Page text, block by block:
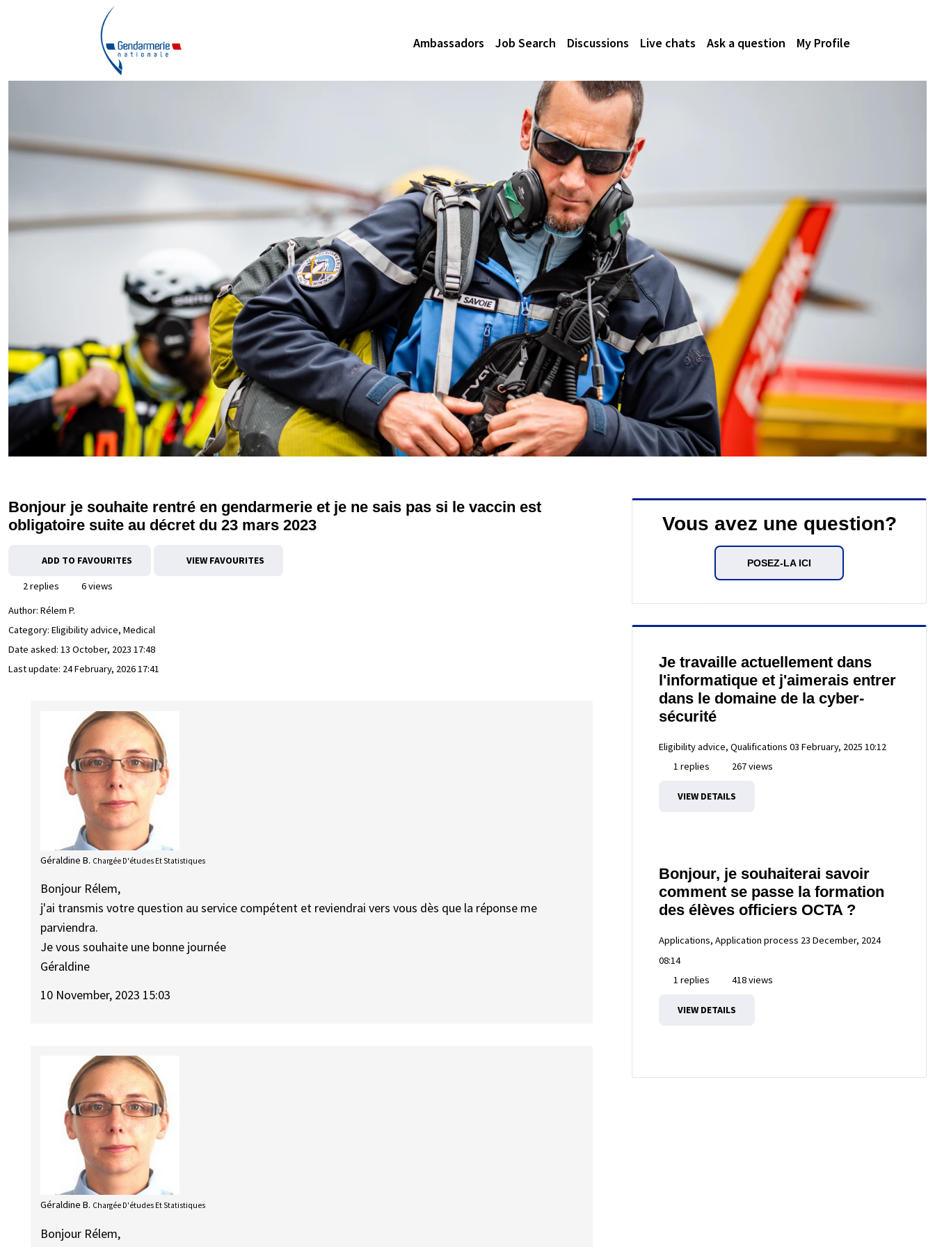
Ambassadors Job Search Discussions Live chats Ask a question My Profile
Bonjour je souhaite rentré en gendarmerie et je ne sais pas si le vaccin est
obligatoire suite au décret du 23 mars 2023
ADD TO FAVOURITES VIEW FAVOURITES
2 replies
6 views
Author: Rélem P.
Category: Eligibility advice, Medical
Date asked: 13 October, 2023 17:48
Last update: 24 February, 2026 17:41
Géraldine B. Chargée D'études Et Statistiques
Bonjour Rélem,
j'ai transmis votre question au service compétent et reviendrai vers vous dès que la réponse me
parviendra.
Je vous souhaite une bonne journée
Géraldine
10 November, 2023 15:03
Géraldine B. Chargée D'études Et Statistiques
Bonjour Rélem,
Vous avez une question?
POSEZ-LA ICI
Je travaille actuellement dans
l'informatique et j'aimerais entrer
dans le domaine de la cyber-
sécurité
Eligibility advice, Qualifications 03 February, 2025 10:12
1 replies
267 views
VIEW DETAILS
Bonjour, je souhaiterai savoir
comment se passe la formation
des élèves officiers OCTA ?
Applications, Application process 23 December, 2024
08:14
1 replies
418 views
VIEW DETAILS